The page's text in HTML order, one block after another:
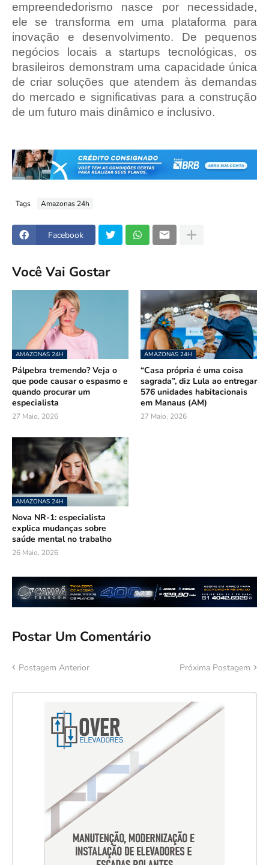
empreendedorismo nasce por necessidade,
ele se transforma em uma plataforma para
inovação e desenvolvimento. De pequenos
negócios locais a startups tecnológicas, os
brasileiros demonstram uma capacidade única
de criar soluções que atendem às demandas
do mercado e significativas para a construção
de um futuro mais dinâmico e inclusivo.
Tags Amazonas 24h
Facebook
Você Vai Gostar
AMAZONAS 24H
Pálpebra tremendo? Veja o
que pode causar o espasmo e
quando procurar um
especialista
27 Maio, 2026
AMAZONAS 24H
“Casa própria é uma coisa
sagrada”, diz Lula ao entregar
576 unidades habitacionais
em Manaus (AM)
27 Maio, 2026
AMAZONAS 24H
Nova NR-1: especialista
explica mudanças sobre
saúde mental no trabalho
26 Maio, 2026
Postar Um Comentário
Postagem Anterior Próxima Postagem